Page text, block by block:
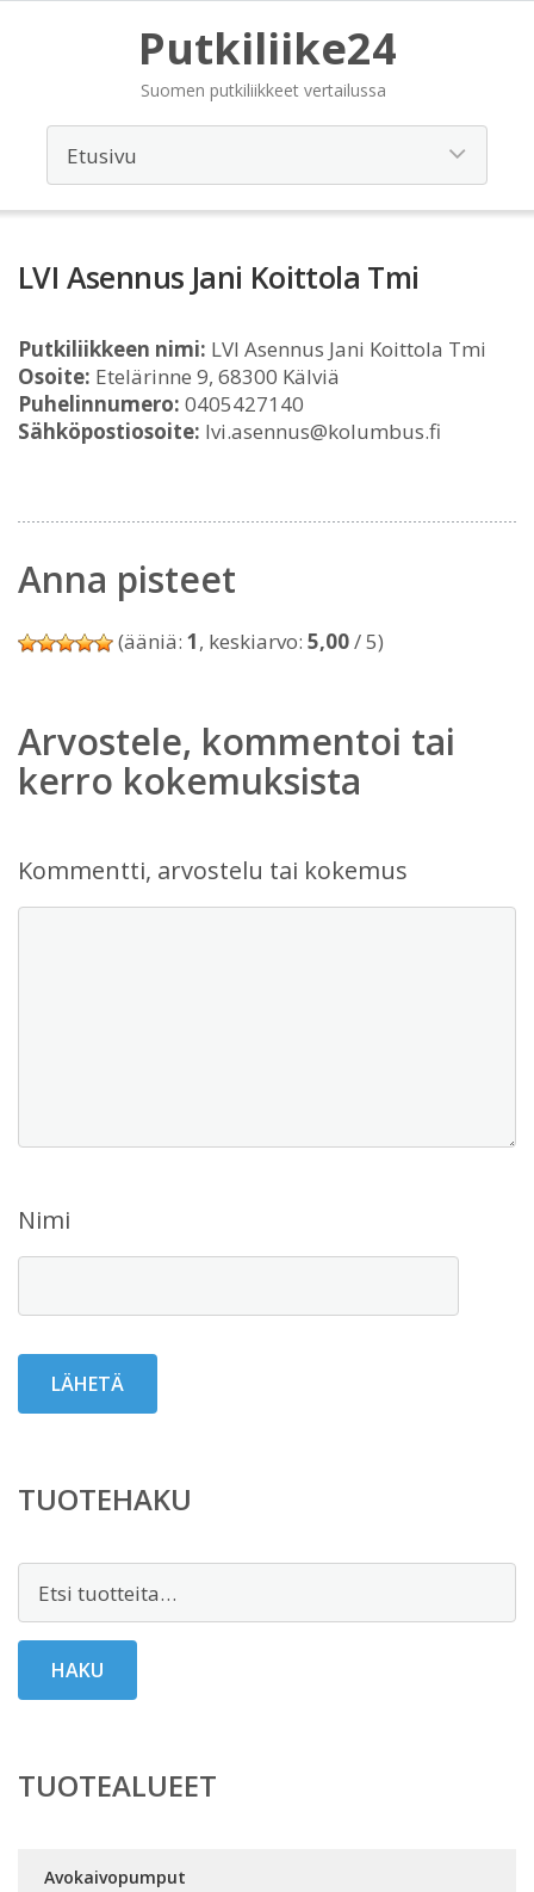
Putkiliike24
Suomen putkiliikkeet vertailussa
LVI Asennus Jani Koittola Tmi
Putkiliikkeen nimi: LVI Asennus Jani Koittola Tmi
Osoite: Etelärinne 9, 68300 Kälviä
Puhelinnumero: 0405427140
Sähköpostiosoite: lvi.asennus@kolumbus.fi
Anna pisteet
(ääniä: 1, keskiarvo: 5,00/ 5)
Arvostele, kommentoi tai
kerro kokemuksista
Kommentti, arvostelu tai kokemus
Nimi
TUOTEHAKU
HAKU
TUOTEALUEET
Avokaivopumput